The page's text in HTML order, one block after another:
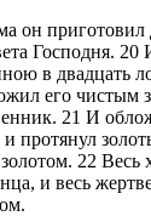
он приготовил
Господня. 20
в двадцать
его чистым
21 И
протянул
22 Весь
и весь